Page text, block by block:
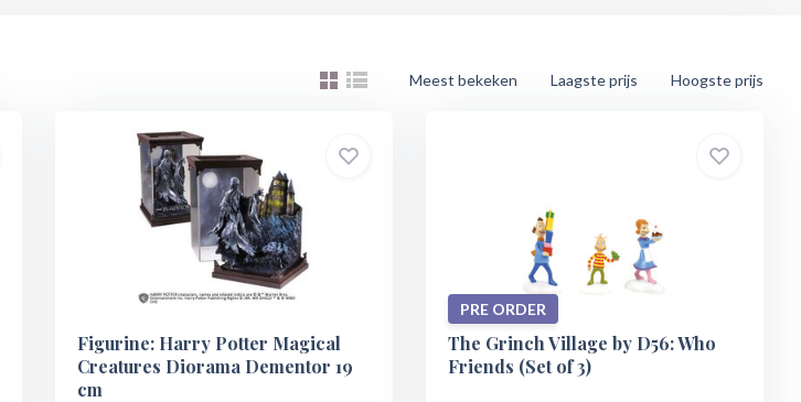
Meest bekeken Laagste prijs Hoogste prijs
Figurine: Harry Potter Magical
Creatures Diorama Dementor 19
cm
PRE ORDER
The Grinch Village by D56: Who
Friends (Set of 3)